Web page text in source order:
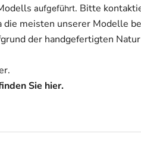
aufgeführt. Bitte
die meisten unserer Modelle
der handgefertigten
.
Sie hier.